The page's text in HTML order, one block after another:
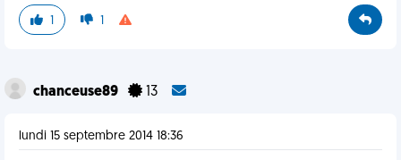
1 1
chanceuse89 13
lundi 15 septembre 2014 18:36